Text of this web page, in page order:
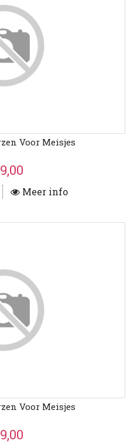
Voor Meisjes
Meer info
Voor Meisjes